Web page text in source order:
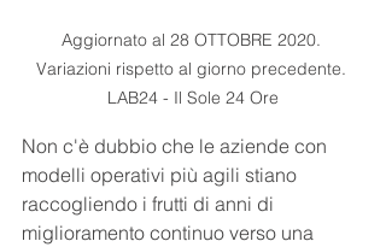
Aggiornato al 28 OTTOBRE 2020.
Variazioni rispetto al giorno precedente.
LAB24 - Il Sole 24 Ore
Non c'è dubbio che le aziende con
modelli operativi più agili stiano
raccogliendo i frutti di anni di
miglioramento continuo verso una